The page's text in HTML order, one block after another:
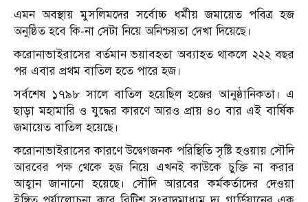
এমন অবস্থায় মুসলিমদের সর্বোচ্চ ধর্মীয় জমায়েত পবিত্র হজ
অনুষ্ঠিত হবে কি-না সেটা নিয়ে অনিশ্চয়তা দেখা দিয়েছে।
করোনাভাইরাসের বর্তমান ভয়াবহতা অব্যাহত থাকলে ২২২ বছর
পর এবার প্রথম বাতিল হতে পারে হজ।
সর্বশেষ ১৭৯৮ সালে বাতিল হয়েছিল হজের আনুষ্ঠানিকতা। এ
ছাড়া মহামারি ও যুদ্ধের কারণে আরও প্রায় ৪০ বার এই বার্ষিক
জমায়েত বাতিল হয়েছে।
করোনাভাইরাসের কারণে উদ্বেগজনক পরিস্থিতি সৃষ্টি হওয়ায় সৌদি
আরবের পক্ষ থেকে হজ নিয়ে এখনই কাউকে চুক্তি না করার
আহ্বান জানানো হয়েছে। সৌদি আরবের কর্মকর্তাদের দেওয়া